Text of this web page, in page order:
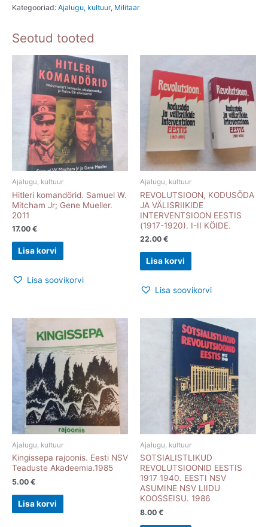
1999
Kategooriad: Ajalugu, kultuur, Militaar
Seotud tooted
Ajalugu, kultuur
Hitleri komandörid. Samuel W.
Mitcham Jr; Gene Mueller.
2011
17.00 €
Lisa korvi
Lisa soovikorvi
Ajalugu, kultuur
REVOLUTSIOON, KODUSÕDA
JA VÄLISRIIKIDE
INTERVENTSIOON EESTIS
(1917-1920). I-II KÖIDE.
22.00 €
Lisa korvi
Lisa soovikorvi
Ajalugu, kultuur
Kingissepa rajoonis. Eesti NSV
Teaduste Akadeemia.1985
5.00 €
Lisa korvi
Ajalugu, kultuur
SOTSIALISTLIKUD
REVOLUTSIOONID EESTIS
1917 1940. EESTI NSV
ASUMINE NSV LIIDU
KOOSSEISU. 1986
8.00 €